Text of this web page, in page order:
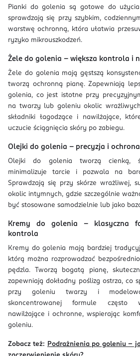
Pianki do golenia są gotowe do
sprawdzają się przy szybkim,
warstwę ochronną, która ułatwia
ryzyko mikrouszkodzeń.
Żele do golenia – większa kontrola i
Żele do golenia mają gęstszą
tworzą ochronną pianę. Zapewniają
golenia, co jest istotne przy
na twarzy lub goleniu okolic
składniki łagodzące i nawilżające,
uczucie ściągnięcia skóry po zabiegu.
Olejki do golenia – precyzja i
Olejki do golenia tworzą cienką,
minimalizuje tarcie i pozwala na
Sprawdzają się przy skórze wrażliwej,
okolic intymnych, gdzie szczególnie
być stosowane samodzielnie lub jako
Kremy do golenia – klasyczna
kontrola
Kremy do golenia mają bardziej
którą można rozprowadzać
pędzla. Tworzą bogatą pianę,
zapewniają dokładny poślizg ostrza, co
przy goleniu twarzy i
skoncentrowanej formule często
nawilżające i ochronne, wspierając
goleniu.
Zobacz też:
Podrażnienia po goleniu –